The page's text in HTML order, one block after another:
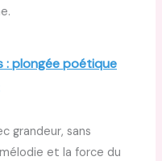
: plongée poétique
grandeur, sans
et la force du